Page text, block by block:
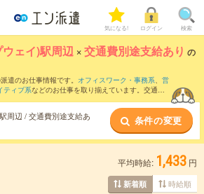
気になる! ログイン 検索
ェイ)駅周辺 ×交通費別途支給あり の
遣のお仕事情報です。 オフィスワーク・事務系、 営
ティブ系などのお仕事を取り揃えています。交通費
周辺 / 交通費別途支給あ
条件の変更
平均時給: 1,433 円
新着順 時給順